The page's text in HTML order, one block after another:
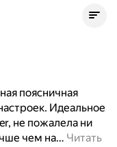
поясничная
Идеальное
не пожалела ни
чем на… Читать